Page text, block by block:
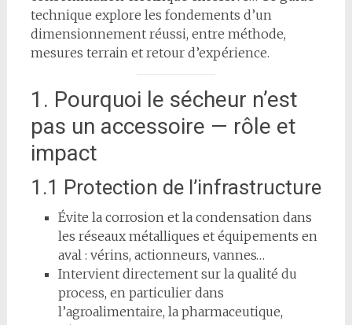
technique explore les fondements d’un
dimensionnement réussi, entre méthode,
mesures terrain et retour d’expérience.
1. Pourquoi le sécheur n’est
pas un accessoire — rôle et
impact
1.1 Protection de l’infrastructure
Évite la corrosion et la condensation dans
les réseaux métalliques et équipements en
aval : vérins, actionneurs, vannes…
Intervient directement sur la qualité du
process, en particulier dans
l’agroalimentaire, la pharmaceutique,